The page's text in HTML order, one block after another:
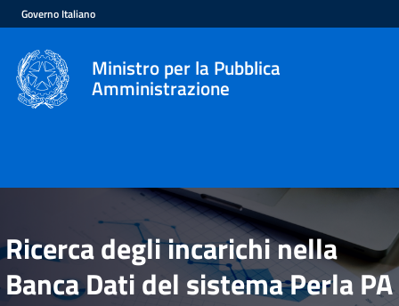
Governo Italiano
Ministro per la Pubblica
Amministrazione
Ricerca degli incarichi nella
Banca Dati del sistema Perla PA